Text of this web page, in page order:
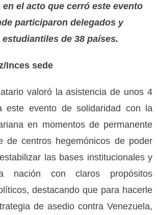
el acto que cerró este evento
participaron delegados y
de 38 países.
Inces sede
valoró la asistencia de unos 4
este evento de solidaridad con la
en momentos de permanente
de centros hegemónicos de poder
las bases institucionales y
nación con claros propósitos
destacando que para hacerle
de asedio contra Venezuela,